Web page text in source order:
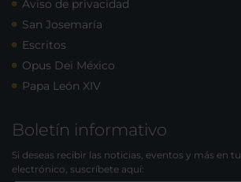
Aviso de privacidad
San Josemaría
Escritos
Opus Dei México
Papa León XIV
Boletín informativo
Si deseas recibir las noticias, eventos y más en
electrónico, suscríbete aquí: